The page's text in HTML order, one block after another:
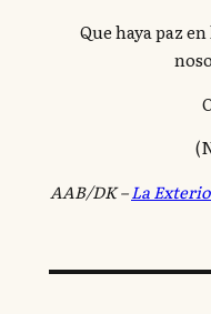
Que haya paz
AAB/DK –La